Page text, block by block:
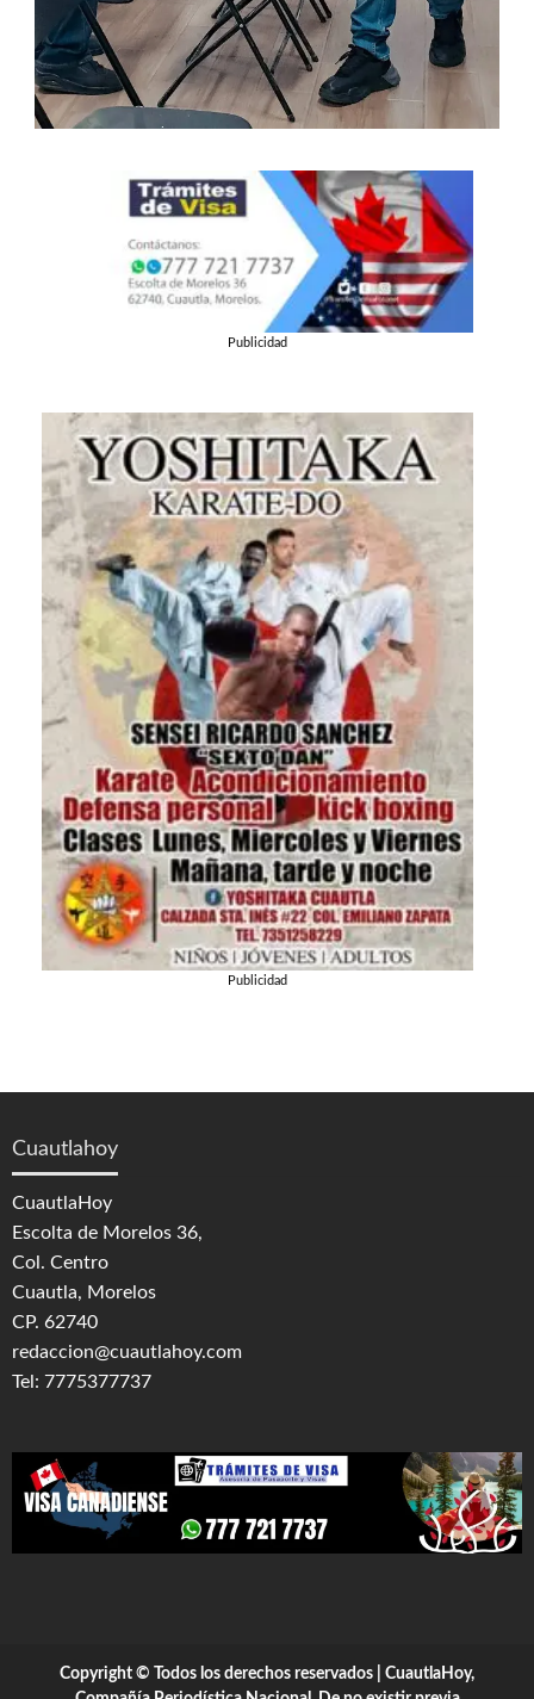
Publicidad
Publicidad
Cuautlahoy
CuautlaHoy
Escolta de Morelos 36,
Col. Centro
Cuautla, Morelos
CP. 62740
redaccion@cuautlahoy.com
Tel: 7775377737
Copyright © Todos los derechos reservados | CuautlaHoy,